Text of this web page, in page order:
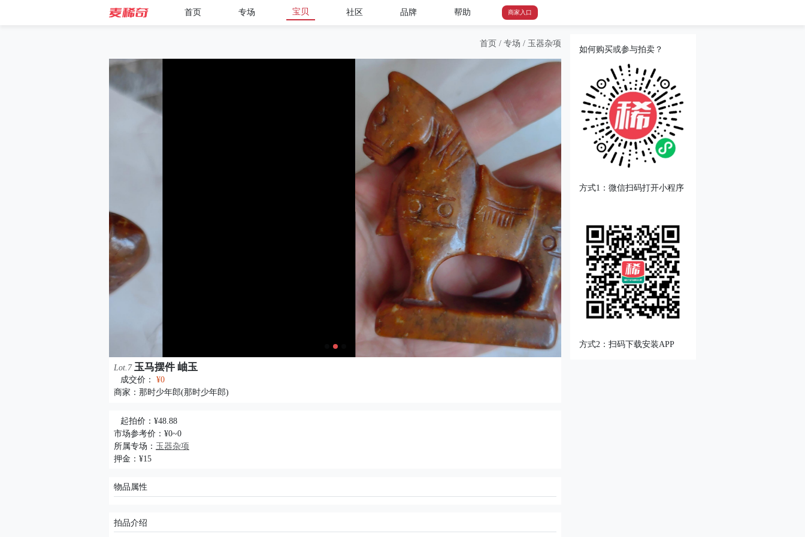
首页 专场 宝贝 社区 品牌 帮助 商家入口
首页 / 专场 / 玉器杂项
Lot.7 玉马摆件 岫玉
成交价： ¥0
商家： 那时少年郎(那时少年郎)
起拍价：¥48.88
市场参考价：¥0~0
所属专场： 玉器杂项
押金：¥15
物品属性
拍品介绍
如何购买或参与拍卖？
方式1：微信扫码打开小程序
方式2：扫码下载安装APP